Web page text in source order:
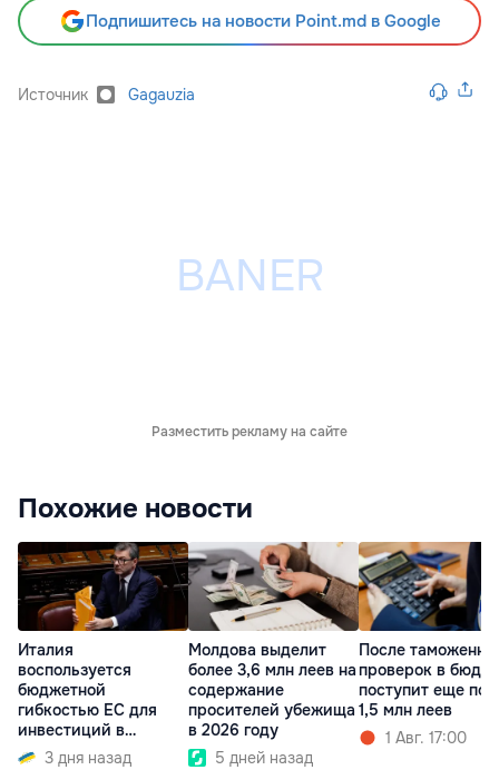
Подпишитесь на новости Point.md в Google
Источник Gagauzia
Разместить рекламу на сайте
Похожие новости
Италия
воспользуется
бюджетной
гибкостью ЕС для
инвестиций в
энергетику и оборону
3 дня назад
Молдова выделит
более 3,6 млн леев на
содержание
просителей убежища
в 2026 году
5 дней назад
После
проверок в
поступит еще
1,5 млн леев
1 Авг. 17:00